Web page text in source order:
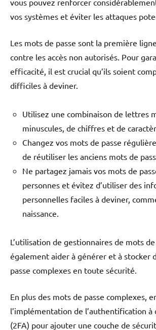
vous pouvez renforcer
vos systèmes et éviter les attaques
Les mots de passe sont la première
contre les accès non autorisés. Pour
efficacité, il est crucial qu’ils soient
difficiles à deviner.
Utilisez une combinaison de lettres
minuscules, de chiffres et de
Changez vos mots de passe
de réutiliser les anciens mots de
Ne partagez jamais vos mots de
personnes et évitez d’utiliser des
personnelles faciles à deviner,
naissance.
L’utilisation de gestionnaires de mots
également aider à générer et à stocker
passe complexes en toute sécurité.
En plus des mots de passe complexes,
l’implémentation de l’authentification à
(2FA) pour ajouter une couche de